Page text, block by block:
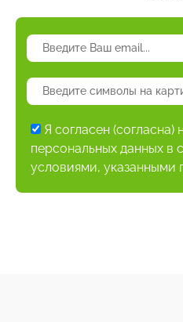
Я согласен (согласна)
персональных данных в
условиями, указанными